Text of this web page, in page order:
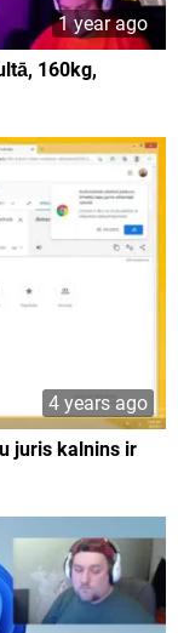
1 year ago
160kg,
4 years ago
juris kalnins ir